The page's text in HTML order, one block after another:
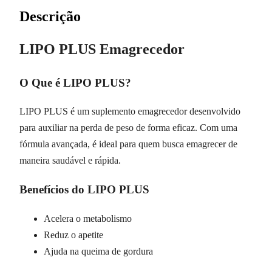
Descrição
LIPO PLUS Emagrecedor
O Que é LIPO PLUS?
LIPO PLUS é um suplemento emagrecedor desenvolvido
para auxiliar na perda de peso de forma eficaz. Com uma
fórmula avançada, é ideal para quem busca emagrecer de
maneira saudável e rápida.
Benefícios do LIPO PLUS
Acelera o metabolismo
Reduz o apetite
Ajuda na queima de gordura